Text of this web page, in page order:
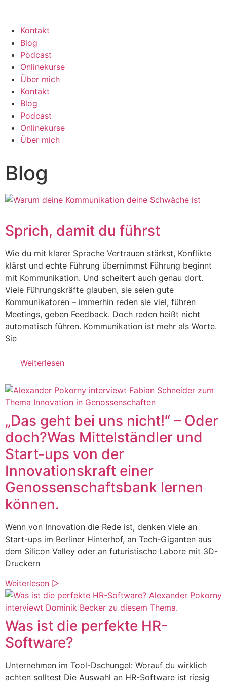
Kontakt
Blog
Podcast
Onlinekurse
Über mich
Kontakt
Blog
Podcast
Onlinekurse
Über mich
Blog
Sprich, damit du führst
Wie du mit klarer Sprache Vertrauen stärkst, Konflikte
klärst und echte Führung übernimmst Führung beginnt
mit Kommunikation. Und scheitert auch genau dort.
Viele Führungskräfte glauben, sie seien gute
Kommunikatoren – immerhin reden sie viel, führen
Meetings, geben Feedback. Doch reden heißt nicht
automatisch führen. Kommunikation ist mehr als Worte.
Sie
Weiterlesen
„Das geht bei uns nicht!“ – Oder
doch?Was Mittelständler und
Start-ups von der
Innovationskraft einer
Genossenschaftsbank lernen
können.
Wenn von Innovation die Rede ist, denken viele an
Start-ups im Berliner Hinterhof, an Tech-Giganten aus
dem Silicon Valley oder an futuristische Labore mit 3D-
Druckern
Weiterlesen ▷
Was ist die perfekte HR-
Software?
Unternehmen im Tool-Dschungel: Worauf du wirklich
achten solltest Die Auswahl an HR-Software ist riesig